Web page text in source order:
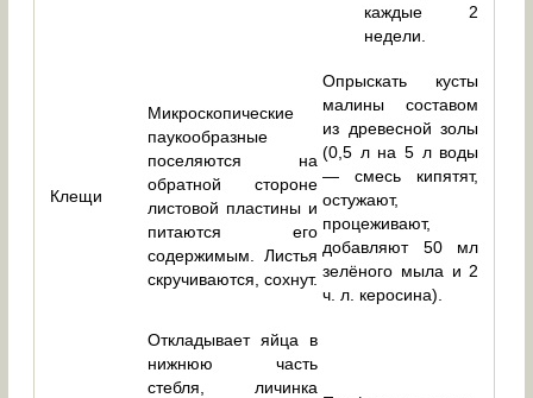
каждые 2
недели.
Клещи
Микроскопические
паукообразные
поселяются на
обратной стороне
листовой пластины и
питаются его
содержимым. Листья
скручиваются, сохнут.
Опрыскать кусты
малины составом
из древесной золы
(0,5 л на 5 л воды
— смесь кипятят,
остужают,
процеживают,
добавляют 50 мл
зелёного мыла и 2
ч. л. керосина).
Откладывает яйца в
нижнюю часть
стебля, личинка